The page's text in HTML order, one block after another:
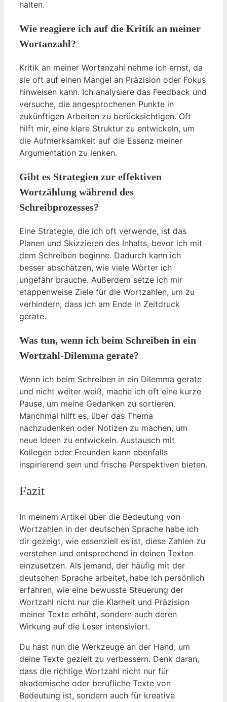
halten.
Wie reagiere ich auf die Kritik an meiner
Wortanzahl?
Kritik an meiner Wortanzahl nehme ich ernst, da
sie oft auf einen Mangel an Präzision oder Fokus
hinweisen kann. Ich analysiere das Feedback und
versuche, die angesprochenen Punkte in
zukünftigen Arbeiten zu berücksichtigen. Oft
hilft mir, eine klare Struktur zu entwickeln, um
die Aufmerksamkeit auf die Essenz meiner
Argumentation zu lenken.
Gibt es Strategien zur effektiven
Wortzählung während des
Schreibprozesses?
Eine Strategie, die ich oft verwende, ist das
Planen und Skizzieren des Inhalts, bevor ich mit
dem Schreiben beginne. Dadurch kann ich
besser abschätzen, wie viele Wörter ich
ungefähr brauche. Außerdem setze ich mir
etappenweise Ziele für die Wortzahlen, um zu
verhindern, dass ich am Ende in Zeitdruck
gerate.
Was tun, wenn ich beim Schreiben in ein
Wortzahl-Dilemma gerate?
Wenn ich beim Schreiben in ein Dilemma gerate
und nicht weiter weiß, mache ich oft eine kurze
Pause, um meine Gedanken zu sortieren.
Manchmal hilft es, über das Thema
nachzudenken oder Notizen zu machen, um
neue Ideen zu entwickeln. Austausch mit
Kollegen oder Freunden kann ebenfalls
inspirierend sein und frische Perspektiven bieten.
Fazit
In meinem Artikel über die Bedeutung von
Wortzahlen in der deutschen Sprache habe ich
dir gezeigt, wie essenziell es ist, diese Zahlen zu
verstehen und entsprechend in deinen Texten
einzusetzen. Als jemand, der häufig mit der
deutschen Sprache arbeitet, habe ich persönlich
erfahren, wie eine bewusste Steuerung der
Wortzahl nicht nur die Klarheit und Präzision
meiner Texte erhöht, sondern auch deren
Wirkung auf die Leser intensiviert.
Du hast nun die Werkzeuge an der Hand, um
deine Texte gezielt zu verbessern. Denk daran,
dass die richtige Wortzahl nicht nur für
akademische oder berufliche Texte von
Bedeutung ist, sondern auch für kreative